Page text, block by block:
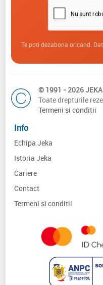
Te poti dezabona oricand.
© 1991 - 2026
Toate drepturile
Termeni si conditii
Info
Echipa Jeka
Istoria Jeka
Cariere
Contact
Termeni si conditii